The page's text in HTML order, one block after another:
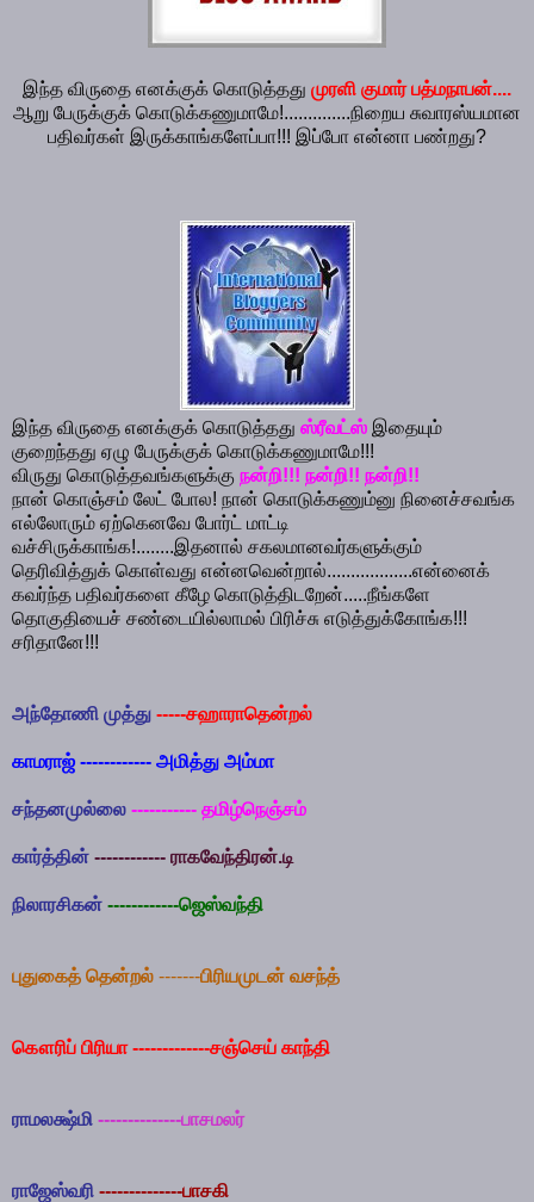
இந்த விருதை எனக்குக் கொடுத்தது முரளி குமார் பத்மநாபன்....
ஆறு பேருக்குக் கொடுக்கணுமாமே!..............நிறைய சுவாரஸ்யமான
பதிவர்கள் இருக்காங்களேப்பா!!! இப்போ என்னா பண்றது?
இந்த விருதை எனக்குக் கொடுத்தது ஸ்ரீவட்ஸ் இதையும்
குறைந்தது ஏழு பேருக்குக் கொடுக்கணுமாமே!!!
விருது கொடுத்தவங்களுக்கு நன்றி!!! நன்றி!! நன்றி!!
நான் கொஞ்சம் லேட் போல! நான் கொடுக்கணும்னு நினைச்சவங்க
எல்லோரும் ஏற்கெனவே போர்ட் மாட்டி
வச்சிருக்காங்க!........இதனால் சகலமானவர்களுக்கும்
தெரிவித்துக் கொள்வது என்னவென்றால்..................என்னைக்
கவர்ந்த பதிவர்களை கீழே கொடுத்திடறேன்.....நீங்களே
தொகுதியைச் சண்டையில்லாமல் பிரிச்சு எடுத்துக்கோங்க!!!
சரிதானே!!!
அந்தோணி முத்து -----சஹாராதென்றல்
காமராஜ் ------------ அமித்து அம்மா
சந்தனமுல்லை ----------- தமிழ்நெஞ்சம்
கார்த்தின் ------------ ராகவேந்திரன்.டி
நிலாரசிகன் ------------ஜெஸ்வந்தி
புதுகைத் தென்றல் -------பிரியமுடன் வசந்த்
கௌரிப் பிரியா-------------சஞ்செய் காந்தி
ராமலக்ஷ்மி --------------பாசமலர்
ராஜேஸ்வரி --------------பாசகி